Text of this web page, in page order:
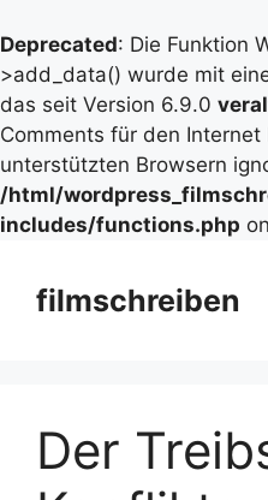
Deprecated: Die Funktion
>add_data() wurde mit
das seit Version 6.9.0
Comments für den
unterstützten Browsern
/html/
includes/functions.php
Inhalt
springen
filmschreiben
Der